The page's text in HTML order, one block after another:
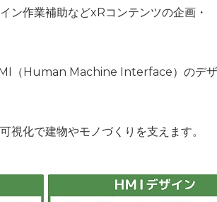
ン作業補助などxRコンテンツの企画・
（Human Machine Interface）のデ
視化で建物やモノづくりを支えます。